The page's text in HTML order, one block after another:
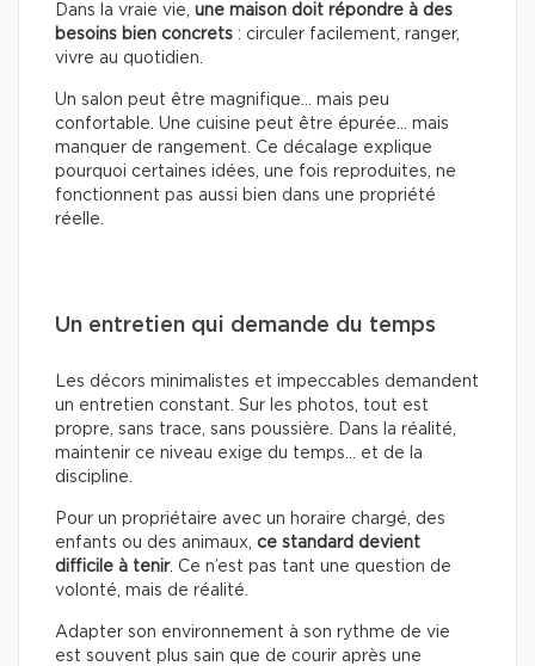
Dans la vraie vie, une maison doit répondre à des
besoins bien concrets : circuler facilement, ranger,
vivre au quotidien.
Un salon peut être magnifique… mais peu
confortable. Une cuisine peut être épurée… mais
manquer de rangement. Ce décalage explique
pourquoi certaines idées, une fois reproduites, ne
fonctionnent pas aussi bien dans une propriété
réelle.
Un entretien qui demande du temps
Les décors minimalistes et impeccables demandent
un entretien constant. Sur les photos, tout est
propre, sans trace, sans poussière. Dans la réalité,
maintenir ce niveau exige du temps… et de la
discipline.
Pour un propriétaire avec un horaire chargé, des
enfants ou des animaux, ce standard devient
difficile à tenir. Ce n’est pas tant une question de
volonté, mais de réalité.
Adapter son environnement à son rythme de vie
est souvent plus sain que de courir après une